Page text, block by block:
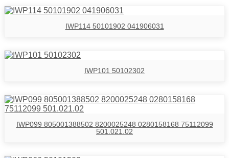
IWP114 50101902 041906031
IWP101 50102302
IWP099 805001388502 8200025248 0280158168 75112099
501.021.02